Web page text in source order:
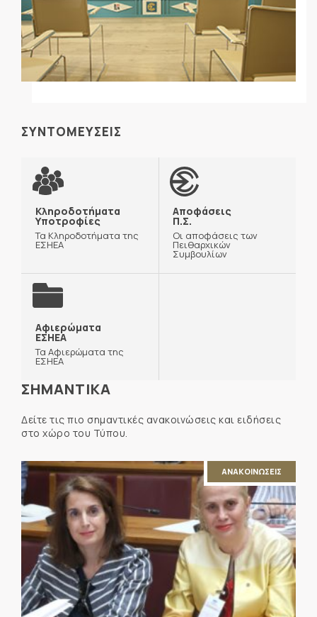
ΣΥΝΤΟΜΕΥΣΕΙΣ
Κληροδοτήματα
Υποτροφίες
Τα Κληροδοτήματα της
ΕΣΗΕΑ
Αποφάσεις
Π.Σ.
Οι αποφάσεις των
Πειθαρχικών
Συμβουλίων
Αφιερώματα
ΕΣΗΕΑ
Τα Αφιερώματα της
ΕΣΗΕΑ
ΣΗΜΑΝΤΙΚΑ
Δείτε τις πιο σημαντικές ανακοινώσεις και ειδήσεις
στο χώρο του Τύπου.
ΑΝΑΚΟΙΝΩΣΕΙΣ